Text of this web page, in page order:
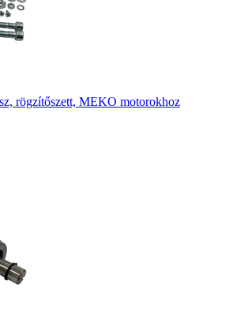
rögzítőszett, MEKO motorokhoz